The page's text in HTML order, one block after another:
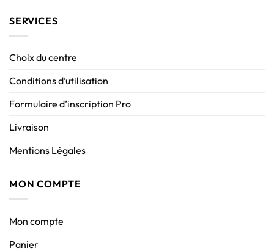
SERVICES
Choix du centre
Conditions d’utilisation
Formulaire d’inscription Pro
Livraison
Mentions Légales
MON COMPTE
Mon compte
Panier